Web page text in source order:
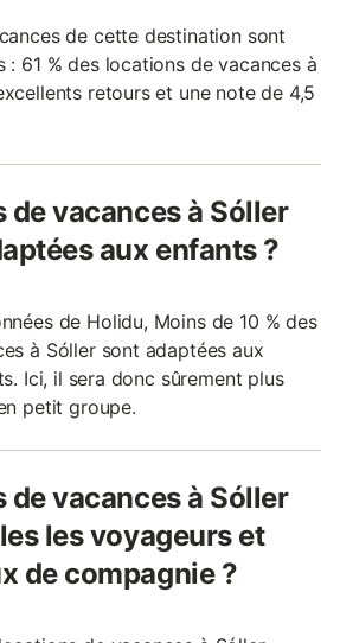
de cette destination sont
: 61 % des locations de vacances à
retours et une note de 4,5
de vacances à Sóller
aux enfants ?
de Holidu, Moins de 10 % des
à Sóller sont adaptées aux
Ici, il sera donc sûrement plus
petit groupe.
de vacances à Sóller
les voyageurs et
de compagnie ?